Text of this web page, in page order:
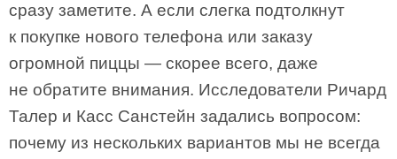
сразу заметите. А если слегка подтолкнут
к покупке нового телефона или заказу
огромной пиццы — скорее всего, даже
не обратите внимания. Исследователи Ричард
Талер и Касс Санстейн задались вопросом:
почему из нескольких вариантов мы не всегда